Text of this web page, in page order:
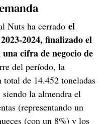
Nuts ha cerrado el
2024, finalizado el
cifra de negocio de
del período, la
de 14.452 toneladas
la almendra el
(representando un
(con un 8%) y los